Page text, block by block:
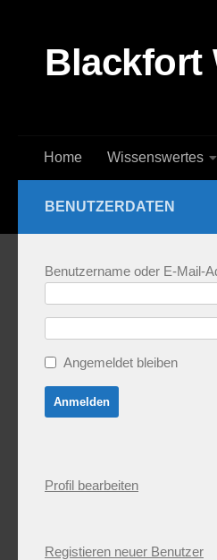
Blackfort
Home Wissenswertes
BENUTZERDATEN
Benutzername oder E-Mail-
Angemeldet bleiben
Profil bearbeiten
Registieren neuer Benutzer